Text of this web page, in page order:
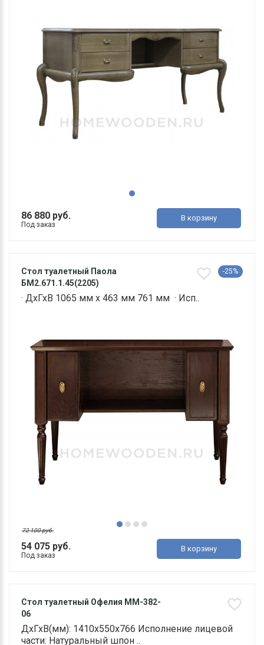
86 880 руб.
Под заказ
В корзину
Стол туалетный Паола
БМ2.671.1.45(2205)
-25%
· ДхГхВ 1065 мм х 463 мм 761 мм · Исп..
54 075 руб.
72 100 руб.
Под заказ
В корзину
Стол туалетный Офелия ММ-382-
06
ДхГхВ(мм): 1410х550х766 Исполнение лицевой
части: Натуральный шпон ..